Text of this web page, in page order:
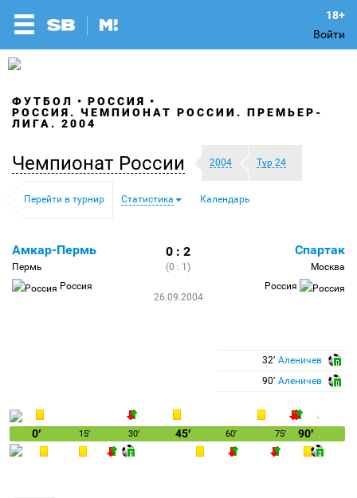
Войти
ФУТБОЛ
РОССИЯ
РОССИЯ. ЧЕМПИОНАТ РОССИИ. ПРЕМЬЕР-
ЛИГА. 2004
Чемпионат России 2004 Тур 24
Перейти в турнир Статистика Календарь
Амкар-Пермь
Пермь
Россия
0 : 2
(0 : 1)
26.09.2004
Спартак
Москва
Россия
32′ Аленичев
90′ Аленичев
0′ 15′ 30′ 45′ 60′ 75′ 90′